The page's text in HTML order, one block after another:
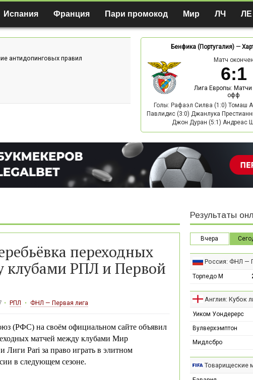
Испания Франция Пари промокод Мир ЛЧ ЛЕ
антидопинговых правил
Бенфика (Португалия) —
Матч окончен
6:1
Лига Европы:
офф
Голы: Рафаэл Силва (1:0) Томаш
Павлидис (3:0) Джанлука
Джон Дуран (5:1) Андреас
переходных
клубами РПЛ и Первой
РПЛ ФНЛ — Первая лига
(РФС) на своём официальном сайте объявил
матчей между клубами Мир
Лиги Pari за право играть в элитном
в следующем сезоне.
Результаты
Вчера
Россия: ФНЛ —
Торпедо М
Англия: Кубок
Уиком Уондерерс
Вулверхэмптон
Мидлсбро
Товарищеские